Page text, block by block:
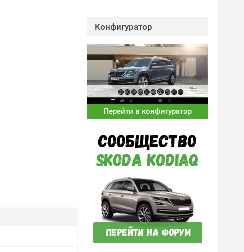
Конфигуратор
Перейти в конфигуратор